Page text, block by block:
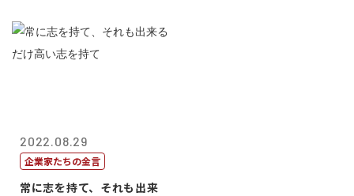
2022.08.29
企業家たちの金言
常に志を持て、それも出来